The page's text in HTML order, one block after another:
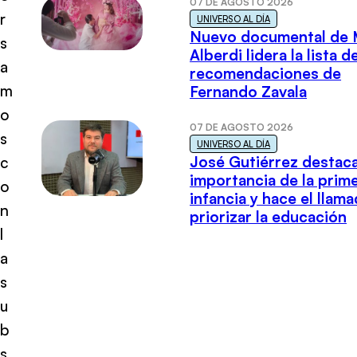
r
s
a
m
o
s
c
o
n
l
a
s
u
b
UNIVERSO AL DÍA
Nuevo documental de
Alberdi lidera la lista
recomendaciones de
Fernando Zavala
07 DE AGOSTO 2026
UNIVERSO AL DÍA
José Gutiérrez
importancia de la
infancia y hace el
priorizar la educación